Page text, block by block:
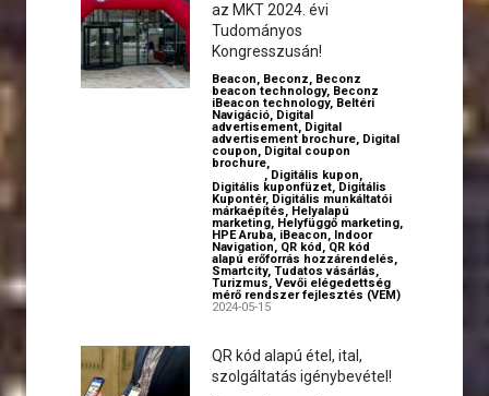
az MKT 2024. évi
Tudományos
Kongresszusán!
Beacon, Beconz, Beconz
beacon technology, Beconz
iBeacon technology, Beltéri
Navigáció, Digital
advertisement, Digital
advertisement brochure, Digital
coupon, Digital coupon
brochure,
, Digitális kupon,
Digitális kuponfüzet, Digitális
Kupontér, Digitális munkáltatói
márkaépítés, Helyalapú
marketing, Helyfüggő marketing,
HPE Aruba, iBeacon, Indoor
Navigation, QR kód, QR kód
alapú erőforrás hozzárendelés,
Smartcity, Tudatos vásárlás,
Turizmus, Vevői elégedettség
mérő rendszer fejlesztés (VEM)
2024-05-15
QR kód alapú étel, ital,
szolgáltatás igénybevétel!